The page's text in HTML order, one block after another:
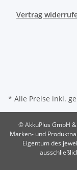
Vertrag
* Alle Preise inkl.
© AkkuPlus GmbH &
Marken- und
Eigentum des